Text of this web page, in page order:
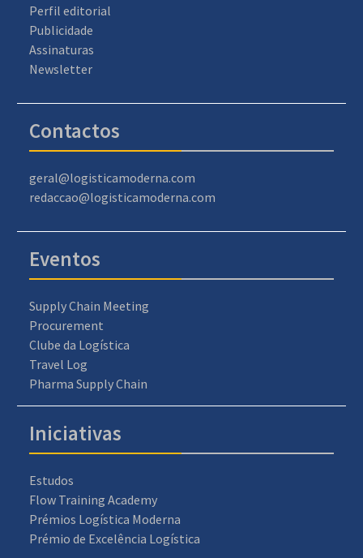
Perfil editorial
Publicidade
Assinaturas
Newsletter
Contactos
geral@logisticamoderna.com
redaccao@logisticamoderna.com
Eventos
Supply Chain Meeting
Procurement
Clube da Logística
Travel Log
Pharma Supply Chain
Iniciativas
Estudos
Flow Training Academy
Prémios Logística Moderna
Prémio de Excelência Logística